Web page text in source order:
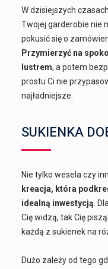
W dzisiejszych
Twojej garderobie nie
pokusić się o
Przymierzyć na
lustrem, a potem
prostu Ci nie
najładniejsze.
SUKIENKA
Nie tylko wesela czy
kreacja, która
idealną inwestycją .
Cię widzą, tak Cię
każdą z sukienek na
Dużo zależy od tego